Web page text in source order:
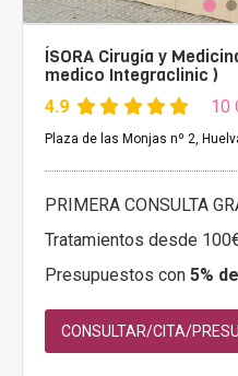
ÍSORA Cirugía y
medico Integraclinic )
4.9 10
Plaza de las Monjas nº 2,
PRIMERA CONSULTA
Tratamientos desde
Presupuestos con 5%
CONSULTAR/CITA/